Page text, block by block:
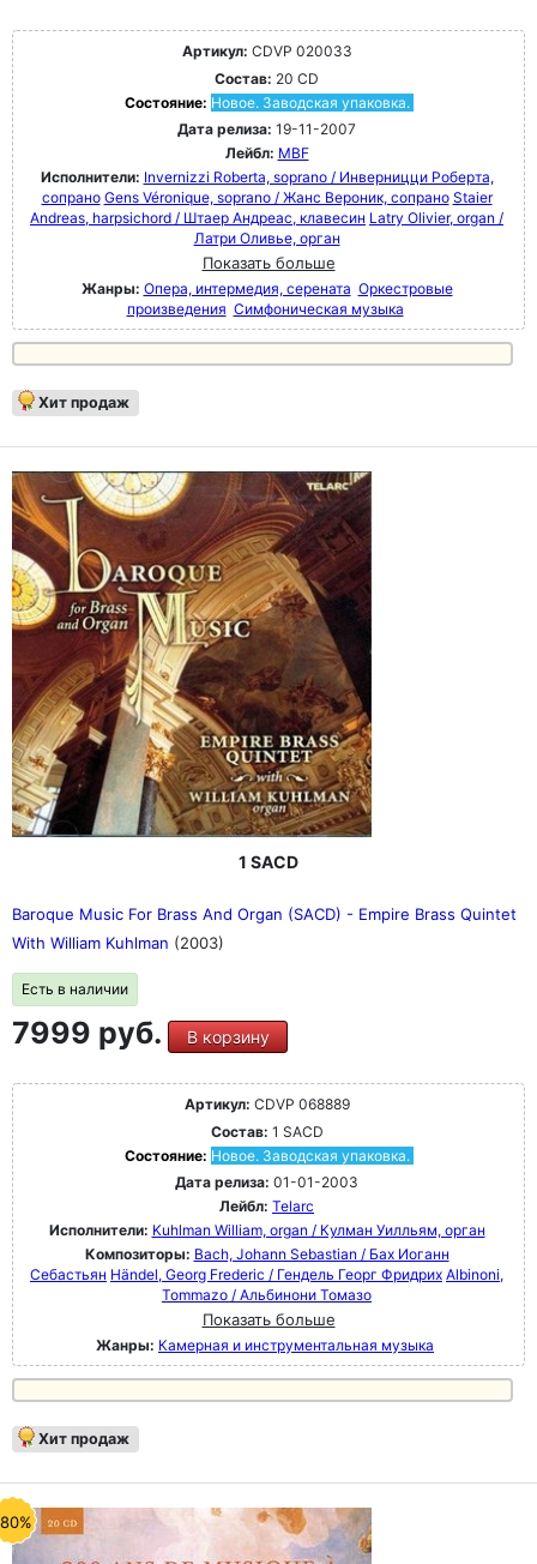
Артикул: CDVP 020033
Состав: 20 CD
Состояние: Новое. Заводская упаковка.
Дата релиза: 19-11-2007
Лейбл: MBF
Исполнители: Invernizzi Roberta, soprano / Инверницци Роберта,
сопрано Gens Véronique, soprano / Жанс Вероник, сопрано Staier
Andreas, harpsichord / Штаер Андреас, клавесин Latry Olivier, organ /
Латри Оливье, орган
Показать больше
Жанры: Опера, интермедия, серената Оркестровые
произведения Симфоническая музыка
Хит продаж
1 SACD
Baroque Music For Brass And Organ (SACD) - Empire Brass Quintet
With William Kuhlman (2003)
Есть в наличии
7999 руб. В корзину
Артикул: CDVP 068889
Состав: 1 SACD
Состояние: Новое. Заводская упаковка.
Дата релиза: 01-01-2003
Лейбл: Telarc
Исполнители: Kuhlman William, organ / Кулман Уилльям, орган
Композиторы: Bach, Johann Sebastian / Бах Иоганн
Себастьян Händel, Georg Frederic / Гендель Георг Фридрих Albinoni,
Tommazo / Альбинони Томазо
Показать больше
Жанры: Камерная и инструментальная музыка
Хит продаж